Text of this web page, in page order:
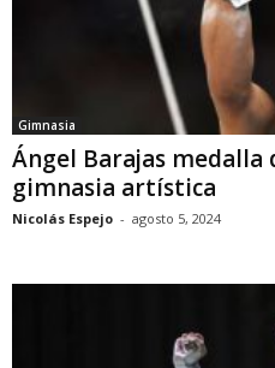
Gimnasia
Ángel Barajas medalla
gimnasia artística
Nicolás Espejo - agosto 5, 2024